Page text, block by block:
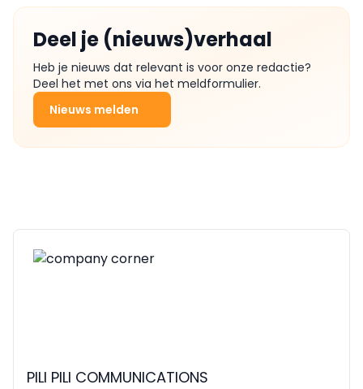
Deel je (nieuws)verhaal
Heb je nieuws dat relevant is voor onze redactie?
Deel het met ons via het meldformulier.
Nieuws melden
PILI PILI COMMUNICATIONS